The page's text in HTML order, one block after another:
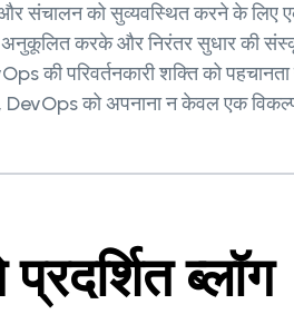
संचालन को सुव्यवस्थित करने के लिए
करके और निरंतर सुधार की
की परिवर्तनकारी शक्ति को
को अपनाना न केवल एक
ब्लॉग